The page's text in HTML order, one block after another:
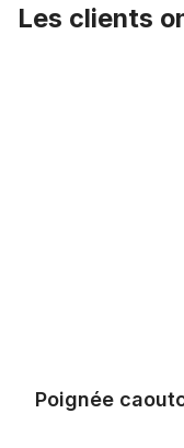
Les clients
Poignée